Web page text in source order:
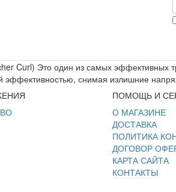
Curl) Это один из самых эффективных
снимая излишние
ПОМОЩЬ И
О МАГАЗИНЕ
ДОСТАВКА
ПОЛИТИКА
ДОГОВОР
КАРТА САЙТА
КОНТАКТЫ